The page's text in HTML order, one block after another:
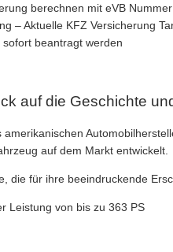
– Aktuelle KFZ Versicherung
beantragt werden
auf die Geschichte
auf dem Markt entwickelt.
die für ihre beeindruckende
Leistung von bis zu 363 PS